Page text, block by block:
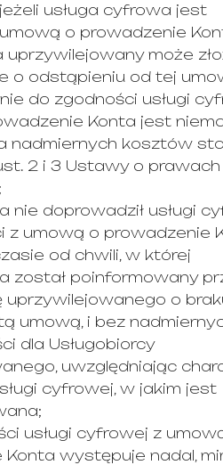
usługa cyfrowa jest
o prowadzenie
uprzywilejowany może
o odstąpieniu od tej
do zgodności usługi
Konta jest
nadmiernych kosztów
2 i 3 Ustawy o prawach
nie doprowadził usługi
z umową o prowadzenie
od chwili, w której
został poinformowany
uprzywilejowanego o
umową, i bez
dla Usługobiorcy
uwzględniając
cyfrowej, w jakim jest
usługi cyfrowej z
Konta występuje nadal,